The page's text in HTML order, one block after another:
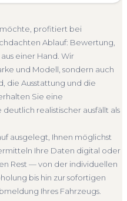
übernehmen wir auch die
Barzahlung
und ganz Sachsen. Sie
ein verbindliches
Service von der
4.800 zufriedene
Komplettservice
profitiert bei
Ablauf: Bewertung,
einer Hand. Wir
und Modell, sondern auch
die Ausstattung und die
Sie eine
realistischer ausfällt als
ausgelegt, Ihnen möglichst
Ihre Daten digital oder
Rest — von der individuellen
bis hin zur sofortigen
Ihres Fahrzeugs.